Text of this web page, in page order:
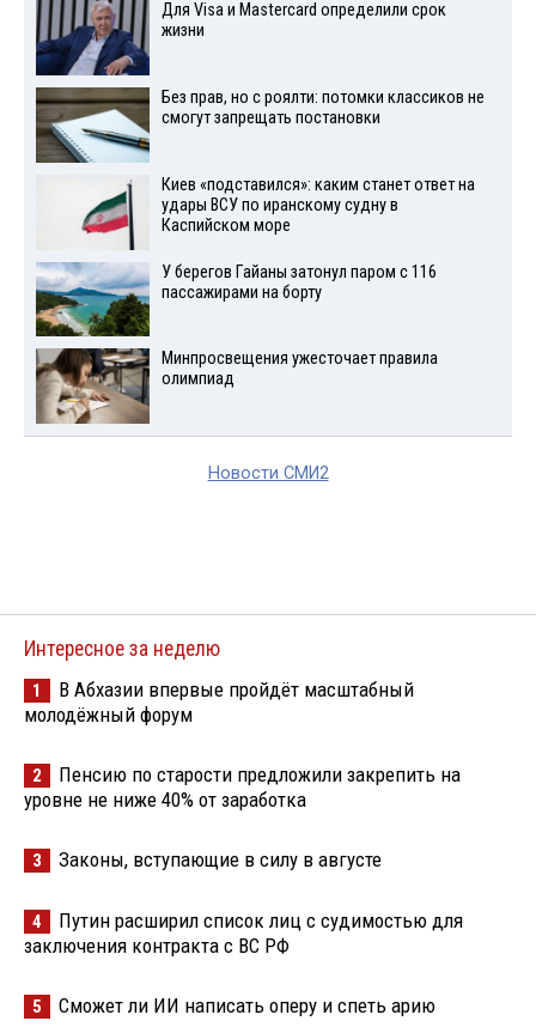
Для Visа и Mastercard определили срок
жизни
Без прав, но с роялти: потомки классиков не
смогут запрещать постановки
Киев «подставился»: каким станет ответ на
удары ВСУ по иранскому судну в
Каспийском море
У берегов Гайаны затонул паром с 116
пассажирами на борту
Минпросвещения ужесточает правила
олимпиад
Новости СМИ2
Интересное за неделю
1
В Абхазии впервые пройдёт масштабный
молодёжный форум
2
Пенсию по старости предложили закрепить на
уровне не ниже 40% от заработка
3 Законы, вступающие в силу в августе
4
Путин расширил список лиц с судимостью для
заключения контракта с ВС РФ
5 Сможет ли ИИ написать оперу и спеть арию